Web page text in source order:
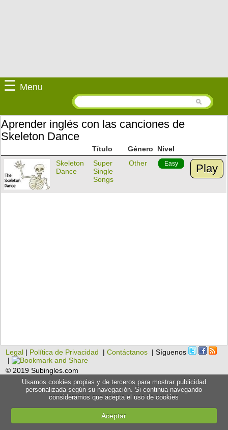
☰ Menu
Aprender inglés con las canciones de
Skeleton Dance
Título Género
Nivel
Skeleton
Dance
Super
Single
Songs
Other Easy Play
Legal | Política de Privacidad |Contáctanos | Síguenos
|
© 2019 Subingles.com
Usamos cookies propias y de terceros para mostrar publicidad
personalizada según su navegación. Si continua navegando
consideramos que acepta el uso de cookies
Aceptar